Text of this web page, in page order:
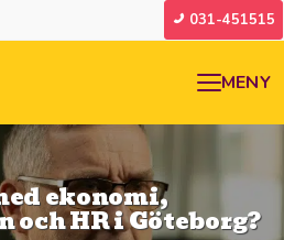
031-451515
MENY
ekonomi,
HR i Göteborg?